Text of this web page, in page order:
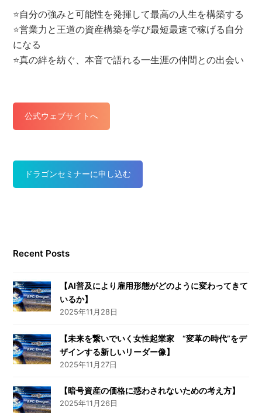
⭐️自分の強みと可能性を発揮して最高の人生を構築する
⭐️営業力と王道の資産構築を学び最短最速で稼げる自分
になる
⭐️真の絆を紡ぐ、本音で語れる一生涯の仲間との出会い
公式ウェブサイトへ
ドラゴンセミナーに申し込む
Recent Posts
【AI普及により雇用形態がどのように変わってきて
いるか】
2025年11月28日
【未来を繋いでいく女性起業家 “変革の時代”をデ
ザインする新しいリーダー像】
2025年11月27日
【暗号資産の価格に惑わされないための考え方】
2025年11月26日